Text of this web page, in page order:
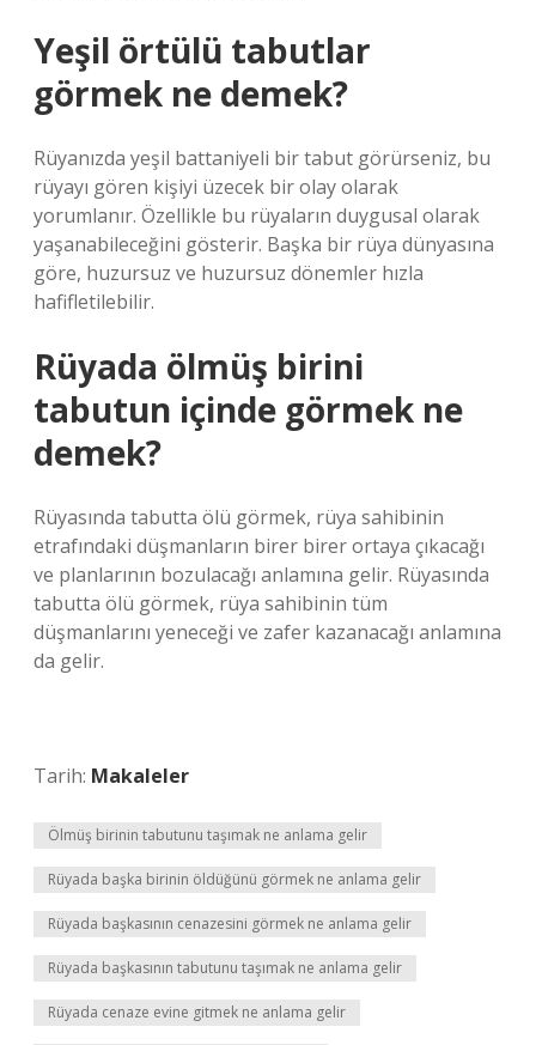
Yeşil örtülü tabutlar
görmek ne demek?
Rüyanızda yeşil battaniyeli bir tabut görürseniz, bu
rüyayı gören kişiyi üzecek bir olay olarak
yorumlanır. Özellikle bu rüyaların duygusal olarak
yaşanabileceğini gösterir. Başka bir rüya dünyasına
göre, huzursuz ve huzursuz dönemler hızla
hafifletilebilir.
Rüyada ölmüş birini
tabutun içinde görmek ne
demek?
Rüyasında tabutta ölü görmek, rüya sahibinin
etrafındaki düşmanların birer birer ortaya çıkacağı
ve planlarının bozulacağı anlamına gelir. Rüyasında
tabutta ölü görmek, rüya sahibinin tüm
düşmanlarını yeneceği ve zafer kazanacağı anlamına
da gelir.
Tarih: Makaleler
Ölmüş birinin tabutunu taşımak ne anlama gelir
Rüyada başka birinin öldüğünü görmek ne anlama gelir
Rüyada başkasının cenazesini görmek ne anlama gelir
Rüyada başkasının tabutunu taşımak ne anlama gelir
Rüyada cenaze evine gitmek ne anlama gelir